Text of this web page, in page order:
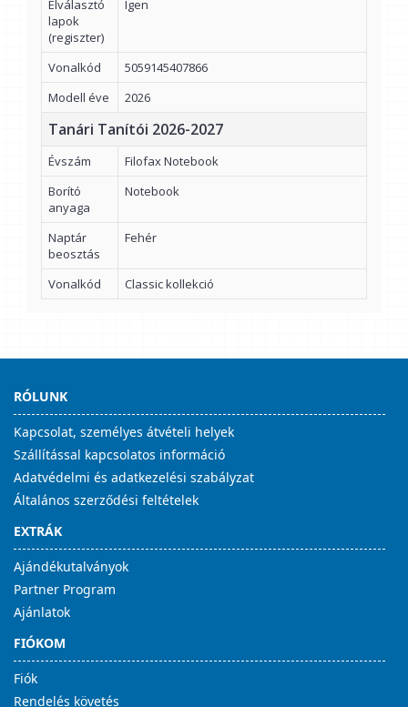
Elválasztó
lapok
(regiszter)
Igen
Vonalkód
5059145407866
Modell éve
2026
Tanári Tanítói 2026-2027
Évszám
Filofax Notebook
Borító
anyaga
Notebook
Naptár
beosztás
Fehér
Vonalkód Classic kollekció
RÓLUNK
Kapcsolat, személyes átvételi helyek
Szállítással kapcsolatos információ
Adatvédelmi és adatkezelési szabályzat
Általános szerződési feltételek
EXTRÁK
Ajándékutalványok
Partner Program
Ajánlatok
FIÓKOM
Fiók
Rendelés követés